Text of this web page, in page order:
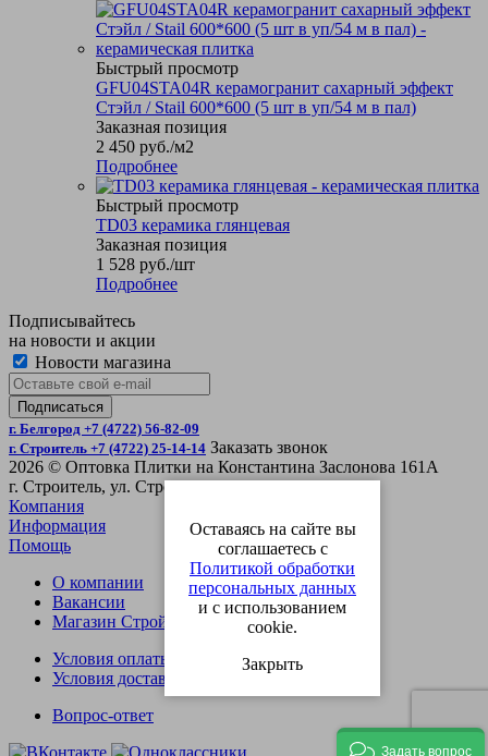
Быстрый просмотр
GFU04STA04R керамогранит сахарный эффект
Стэйл / Stail 600*600 (5 шт в уп/54 м в пал)
Заказная позиция
2 450 руб./м2
Подробнее
Быстрый просмотр
TD03 керамика глянцевая
Заказная позиция
1 528 руб./шт
Подробнее
Подписывайтесь
на новости и акции
Новости магазина
г. Белгород +7 (4722) 56-82-09
г. Строитель +7 (4722) 25-14-14 Заказать звонок
2026 © Оптовка Плитки на Константина Заслонова 161А
г. Строитель, ул. Строительная 4Б
Компания
Информация
Помощь
О компании
Вакансии
Магазин СтройОпт
Условия оплаты
Условия доставки
Вопрос-ответ
Оставаясь на сайте вы
соглашаетесь с
Политикой обработки
персональных данных
и с использованием
cookie.
Закрыть
Задать вопрос